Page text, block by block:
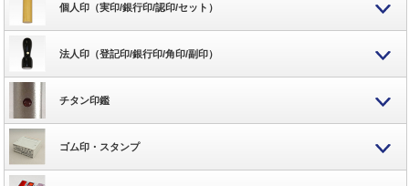
個人印（実印/銀行印/認印/セット）
法人印（登記印/銀行印/角印/副印）
チタン印鑑
ゴム印・スタンプ